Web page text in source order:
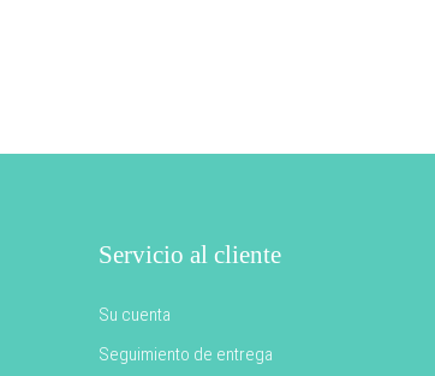
Servicio al cliente
Su cuenta
Seguimiento de entrega